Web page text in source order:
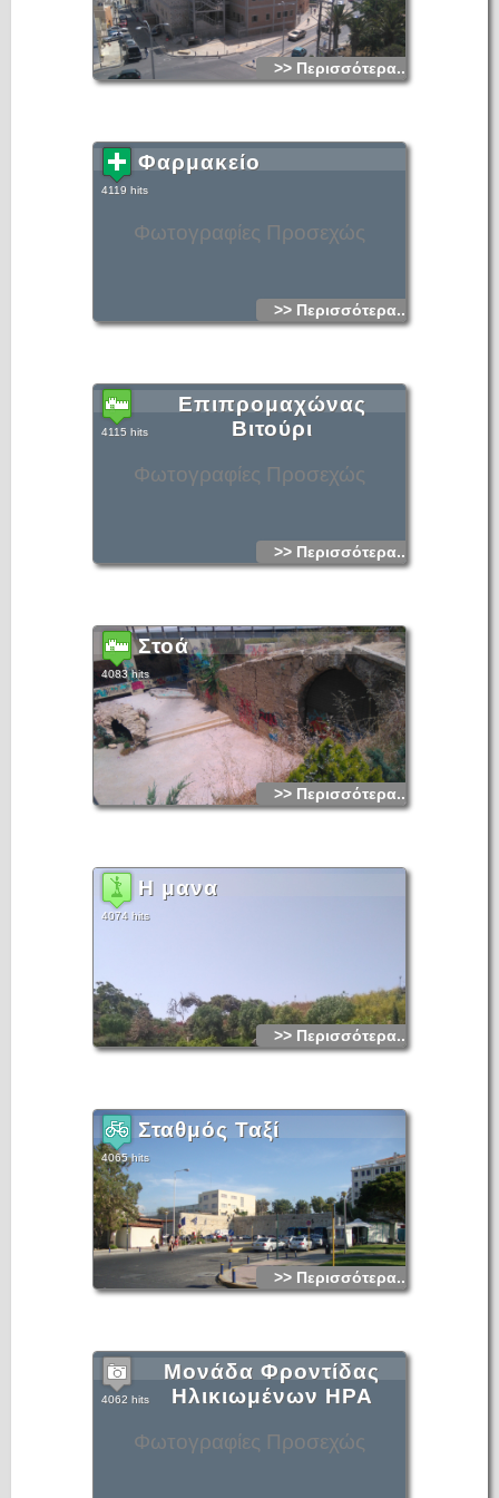
>> Περισσότερα...
Φωτογραφίες Προσεχώς
Φαρμακείο
4119 hits
>> Περισσότερα...
Φωτογραφίες Προσεχώς
Επιπρομαχώνας
Βιτούρι
4115 hits
>> Περισσότερα...
Στοά
4083 hits
>> Περισσότερα...
Η μανα
4074 hits
>> Περισσότερα...
Σταθμός Ταξί
4065 hits
>> Περισσότερα...
Φωτογραφίες Προσεχώς
Μονάδα Φροντίδας
Ηλικιωμένων ΗΡΑ
4062 hits